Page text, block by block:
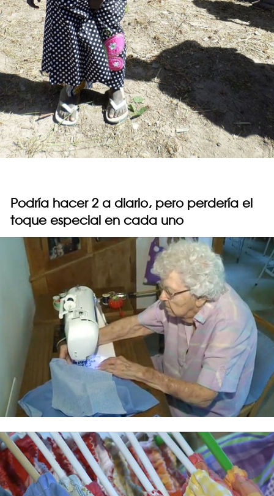
Podría hacer 2 a diario, pero perdería el
toque especial en cada uno